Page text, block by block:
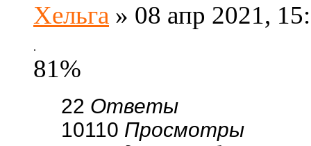
Хельга » 08 апр 2021,
.
81%
22 Ответы
10110 Просмотры